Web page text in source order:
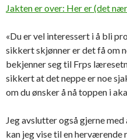
Jakten er over: Her er (det
«Du er vel interessert i å bli
sikkert skjønner er det få om
bekjenner seg til Frps
sikkert at det neppe er noe
om du ønsker å nå toppen i
Jeg avslutter også gjerne
kan jeg vise til en herværende